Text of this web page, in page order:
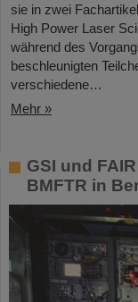
sie in zwei
High Power Laser
während des
beschleunigten
verschiedene…
Mehr »
GSI und
BMFTR in